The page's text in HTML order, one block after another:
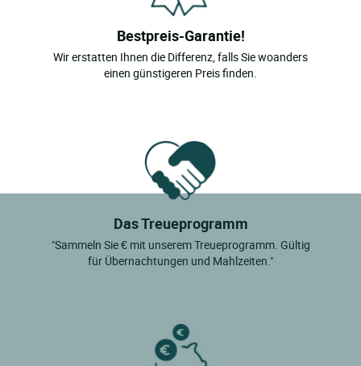
Bestpreis-Garantie!
Wir erstatten Ihnen die Differenz, falls Sie woanders
einen günstigeren Preis finden.
Das Treueprogramm
"Sammeln Sie € mit unserem Treueprogramm. Gültig
für Übernachtungen und Mahlzeiten."